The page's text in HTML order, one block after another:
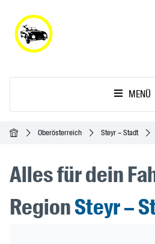
MENÜ
StartseiteOberösterreich Steyr – Stadt
Alles für dein
RegionSteyr –